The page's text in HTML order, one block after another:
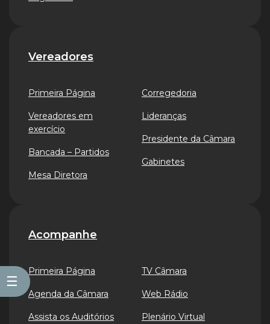
☰
Vereadores
Primeira Página
Vereadores em
exercício
Bancada – Partidos
Mesa Diretora
Corregedoria
Lideranças
Presidente da Câmara
Gabinetes
Acompanhe
Primeira Página
Agenda da Câmara
Assista os Auditórios
TV Câmara
Web Rádio
Plenário Virtual